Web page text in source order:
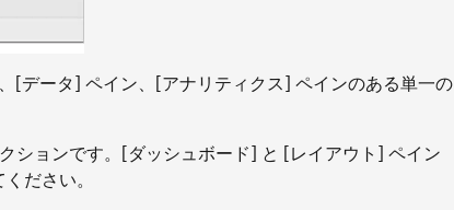
[データ] ペイン、[アナリティクス] ペインのある単一の
ションです。[ダッシュボード] と [レイアウト] ペイン
ださい。